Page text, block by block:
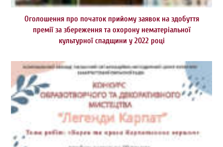
Оголошення про початок прийому заявок на здобуття
премії за збереження та охорону нематеріальної
культурної спадщини у 2022 році